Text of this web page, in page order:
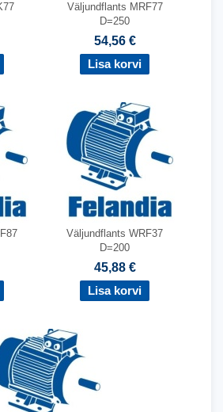
Väljundflants MRF77
D=250
54,56 €
Väljundflants WRF37
D=200
45,88 €